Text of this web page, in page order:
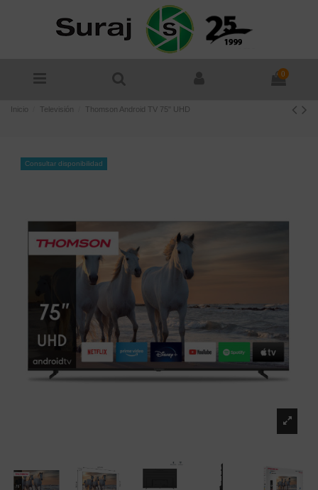
0
Inicio Televisión Thomson Android TV 75" UHD
Consultar disponibilidad